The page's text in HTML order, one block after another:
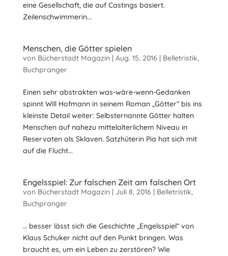
eine Gesellschaft, die auf Castings basiert.
Zeilenschwimmerin...
Menschen, die Götter spielen
von Bücherstadt Magazin | Aug. 15, 2016 | Belletristik,
Buchpranger
Einen sehr abstrakten was-wäre-wenn-Gedanken
spinnt Will Hofmann in seinem Roman „Götter“ bis ins
kleinste Detail weiter: Selbsternannte Götter halten
Menschen auf nahezu mittelalterlichem Niveau in
Reservaten als Sklaven. Satzhüterin Pia hat sich mit
auf die Flucht...
Engelsspiel: Zur falschen Zeit am falschen Ort
von Bücherstadt Magazin | Juli 8, 2016 | Belletristik,
Buchpranger
… besser lässt sich die Geschichte „Engelsspiel“ von
Klaus Schuker nicht auf den Punkt bringen. Was
braucht es, um ein Leben zu zerstören? Wie